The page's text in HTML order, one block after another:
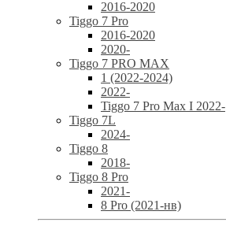
2016-2020
Tiggo 7 Pro
2016-2020
2020-
Tiggo 7 PRO MAX
1 (2022-2024)
2022-
Tiggo 7 Pro Max I 2022-
Tiggo 7L
2024-
Tiggo 8
2018-
Tiggo 8 Pro
2021-
8 Pro (2021-нв)